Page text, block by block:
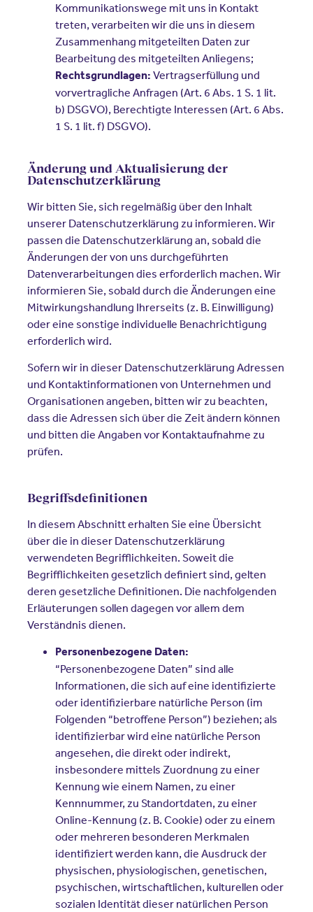
Kommunikationswege mit uns in Kontakt
treten, verarbeiten wir die uns in diesem
Zusammenhang mitgeteilten Daten zur
Bearbeitung des mitgeteilten Anliegens;
Rechtsgrundlagen: Vertragserfüllung und
vorvertragliche Anfragen (Art. 6 Abs. 1 S. 1 lit.
b) DSGVO), Berechtigte Interessen (Art. 6 Abs.
1 S. 1 lit. f) DSGVO).
Änderung und Aktualisierung der
Datenschutzerklärung
Wir bitten Sie, sich regelmäßig über den Inhalt
unserer Datenschutzerklärung zu informieren. Wir
passen die Datenschutzerklärung an, sobald die
Änderungen der von uns durchgeführten
Datenverarbeitungen dies erforderlich machen. Wir
informieren Sie, sobald durch die Änderungen eine
Mitwirkungshandlung Ihrerseits (z. B. Einwilligung)
oder eine sonstige individuelle Benachrichtigung
erforderlich wird.
Sofern wir in dieser Datenschutzerklärung Adressen
und Kontaktinformationen von Unternehmen und
Organisationen angeben, bitten wir zu beachten,
dass die Adressen sich über die Zeit ändern können
und bitten die Angaben vor Kontaktaufnahme zu
prüfen.
Begriffsdefinitionen
In diesem Abschnitt erhalten Sie eine Übersicht
über die in dieser Datenschutzerklärung
verwendeten Begrifflichkeiten. Soweit die
Begrifflichkeiten gesetzlich definiert sind, gelten
deren gesetzliche Definitionen. Die nachfolgenden
Erläuterungen sollen dagegen vor allem dem
Verständnis dienen.
Personenbezogene Daten:
“Personenbezogene Daten” sind alle
Informationen, die sich auf eine identifizierte
oder identifizierbare natürliche Person (im
Folgenden “betroffene Person”) beziehen; als
identifizierbar wird eine natürliche Person
angesehen, die direkt oder indirekt,
insbesondere mittels Zuordnung zu einer
Kennung wie einem Namen, zu einer
Kennnummer, zu Standortdaten, zu einer
Online-Kennung (z. B. Cookie) oder zu einem
oder mehreren besonderen Merkmalen
identifiziert werden kann, die Ausdruck der
physischen, physiologischen, genetischen,
psychischen, wirtschaftlichen, kulturellen oder
sozialen Identität dieser natürlichen Person